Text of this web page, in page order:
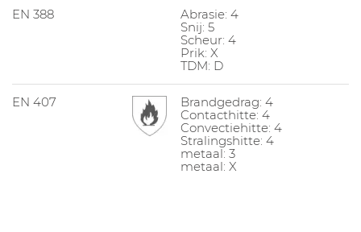
EN 388
Abrasie: 4
Snij: 5
Scheur: 4
Prik: X
TDM: D
EN 407
Brandgedrag: 4
Contacthitte: 4
Convectiehitte: 4
Stralingshitte: 4
metaal: 3
metaal: X